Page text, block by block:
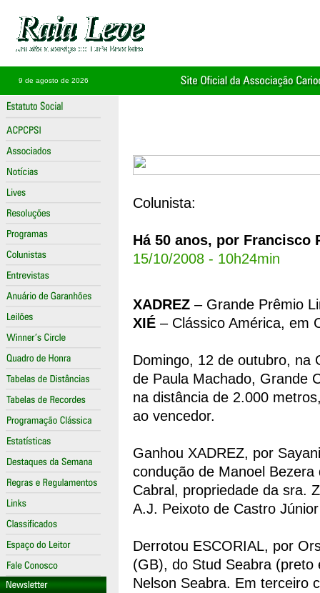
9 de agosto de 2026
Colunista:
Há 50 anos, por Francisco
15/10/2008 - 10h24min
XADREZ – Grande Prêmio
XIÉ – Clássico América, em
Domingo, 12 de outubro, na
de Paula Machado, Grande
na distância de 2.000
ao vencedor.
Ganhou XADREZ, por
condução de Manoel
Cabral, propriedade da sra.
A.J. Peixoto de Castro
Derrotou ESCORIAL, por
(GB), do Stud Seabra
Nelson Seabra. Em terceiro